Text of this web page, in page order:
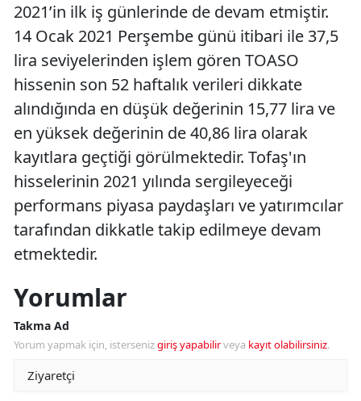
2021’in ilk iş günlerinde de devam etmiştir.
14 Ocak 2021 Perşembe günü itibari ile 37,5
lira seviyelerinden işlem gören TOASO
hissenin son 52 haftalık verileri dikkate
alındığında en düşük değerinin 15,77 lira ve
en yüksek değerinin de 40,86 lira olarak
kayıtlara geçtiği görülmektedir. Tofaş'ın
hisselerinin 2021 yılında sergileyeceği
performans piyasa paydaşları ve yatırımcılar
tarafından dikkatle takip edilmeye devam
etmektedir.
Yorumlar
Takma Ad
Yorum yapmak için, istersenizgiriş yapabilirveya kayıt olabilirsiniz.